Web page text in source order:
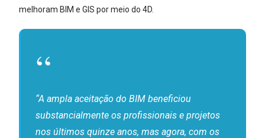
melhoram BIM e GIS por meio do 4D.
“A ampla aceitação do BIM beneficiou
substancialmente os profissionais e projetos
nos últimos quinze anos, mas agora, com os